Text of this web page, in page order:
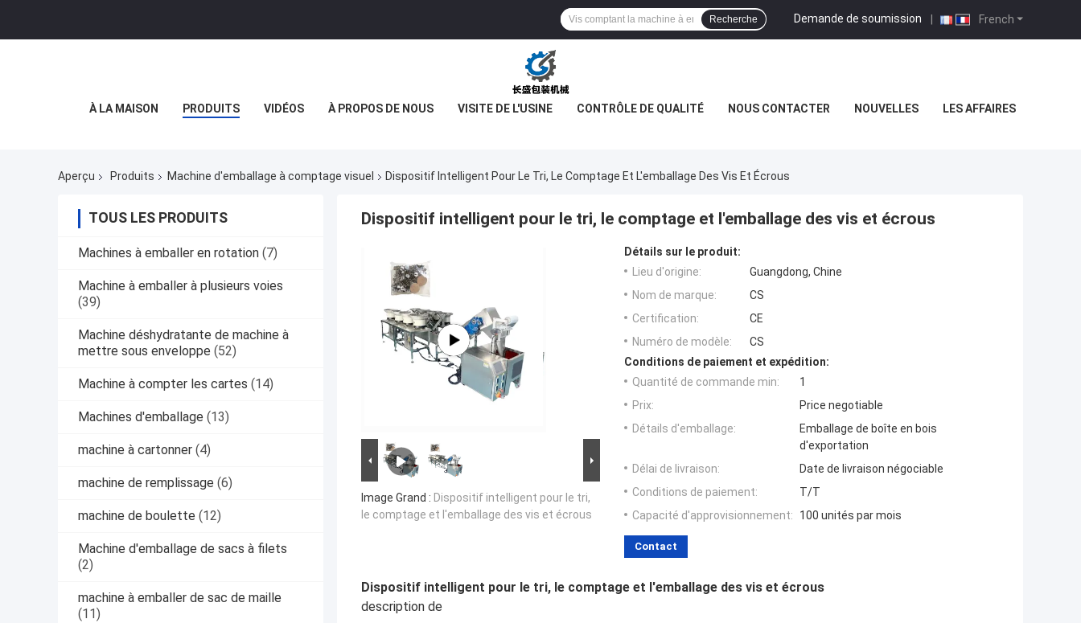
French
Demande de soumission |
Recherche
À LA MAISON PRODUITS VIDÉOS À PROPOS DE NOUS VISITE DE L'USINE CONTRÔLE DE QUALITÉ NOUS CONTACTER NOUVELLES LES AFFAIRES
Aperçu Produits Machine d'emballage à comptage visuel Dispositif Intelligent Pour Le Tri, Le Comptage Et L'emballage Des Vis Et Écrous
TOUS LES PRODUITS
Machines à emballer en rotation (7)
Machine à emballer à plusieurs voies
(39)
Machine déshydratante de machine à
mettre sous enveloppe (52)
Machine à compter les cartes (14)
Machines d'emballage (13)
machine à cartonner (4)
machine de remplissage (6)
machine de boulette (12)
Machine d'emballage de sacs à filets
(2)
machine à emballer de sac de maille
(11)
Dispositif intelligent pour le tri, le comptage et l'emballage des vis et écrous
Image Grand : Dispositif intelligent pour le tri,
le comptage et l'emballage des vis et écrous
Détails sur le produit:
Lieu d'origine:
Guangdong, Chine
Nom de marque:
CS
Certification:
CE
Numéro de modèle:
CS
Conditions de paiement et expédition:
Quantité de commande min:
1
Prix:
Price negotiable
Détails d'emballage:
Emballage de boîte en bois
d'exportation
Délai de livraison:
Date de livraison négociable
Conditions de paiement:
T/T
Capacité d'approvisionnement:
100 unités par mois
Contact
Dispositif intelligent pour le tri, le comptage et l'emballage des vis et écrous
description de